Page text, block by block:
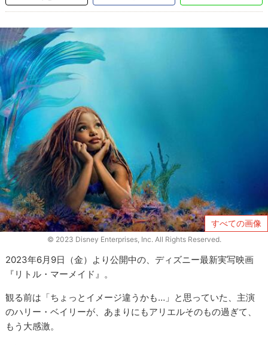
すべての画像
© 2023 Disney Enterprises, Inc. All Rights Reserved.
2023年6月9日（金）より公開中の、ディズニー最新実写映画
『リトル・マーメイド』。
観る前は「ちょっとイメージ違うかも…」と思っていた、主演
のハリー・ベイリーが、あまりにもアリエルそのもの過ぎて、
もう大感激。